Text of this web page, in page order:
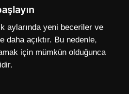
aylarında yeni beceriler ve
daha açıktır. Bu nedenle,
için mümkün olduğunca